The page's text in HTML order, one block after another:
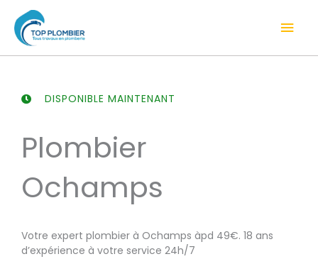
contenu
DISPONIBLE MAINTENANT
Plombier
Ochamps
Votre expert plombier à Ochamps àpd 49€. 18 ans
d’expérience à votre service 24h/7